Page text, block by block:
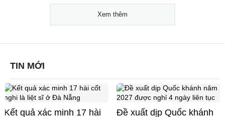
Xem thêm
TIN MỚI
Kết quả xác minh 17 hài
Đề xuất dịp Quốc khánh